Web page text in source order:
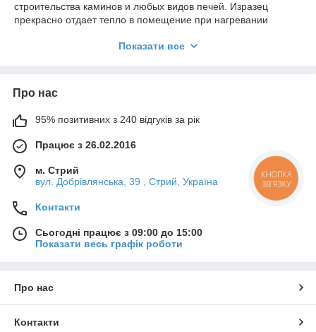
строительства каминов и любых видов печей. Изразец
прекрасно отдает тепло в помещение при нагревании
Купить изразец на нашем сайте, вы можете не переживать о
нашего сайта, а наши дизайнеры и мастера выполнят Ваш
заказ, как лучше и вы обязательно будете довольны
результатом.
знать нужную вам модель, цвет и вид. Если же вам трудно
прийти к согласию по выборе изразцу - наш менеджер
обязательно вам поможет.
Купить изразец можно в нашем интернет - магазине или в
городе Стрый, Львов, Дрогобыч.
Також, якщо ви не знаєте, який кахель для печі вибрати для
вашого будинку або для кімнати ми зможемо для вас
підібрати відповідне дизайнерське рішення
Показати все
Про нас
95% позитивних з 240 відгуків за рік
Працює з 26.02.2016
м. Стрий
вул. Добрівлянська, 39 , Стрий, Україна
Контакти
Сьогодні працює з 09:00 до 15:00
Показати весь графік роботи
Про нас
Контакти
КНОПКА
ЗВ'ЯЗКУ